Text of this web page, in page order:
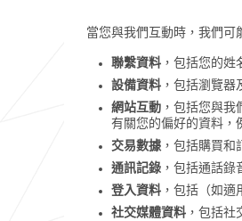
當您與我們互動時，我們可
聯繫資料 ，包括您的
設備資料 ，包括瀏覽
網站互動 ，包括您與
有關您的偏好的資料，
交易數據 ，包括購買
通訊記錄 ，包括通話
登入資料 ，包括（如適
社交媒體資料 ，包括社